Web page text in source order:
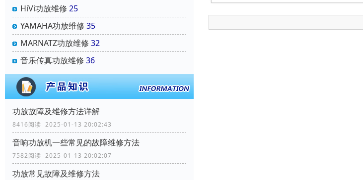
HiVi功放维修 25
YAMAHA功放维修 35
MARNATZ功放维修 32
音乐传真功放维修 36
功放故障及维修方法详解
8416阅读 2025-01-13 20:02:43
音响功放机一些常见的故障维修方法
7582阅读 2025-01-13 20:02:07
功放常见故障及维修方法